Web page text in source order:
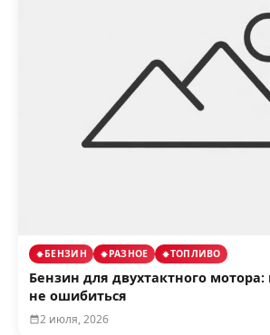
БЕНЗИН РАЗНОЕ ТОПЛИВО
Бензин для двухтактного
не ошибиться
2 июля, 2026